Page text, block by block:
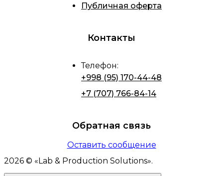
Публичная оферта
Контакты
Телефон:
+998 (95) 170-44-48
+7 (707) 766-84-14
Обратная связь
Оставить сообщение
2026 © « Lab & Production Solutions».